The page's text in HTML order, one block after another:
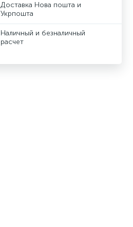
Доставка Нова пошта и
Укрпошта
Наличный и безналичный
расчет